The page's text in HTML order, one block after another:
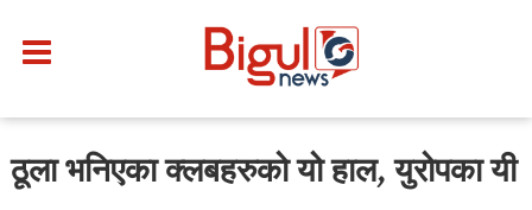
ठूला भनिएका क्लबहरुको यो हाल, युरोपका यी